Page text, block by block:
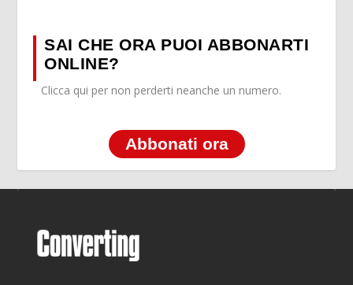
SAI CHE ORA PUOI ABBONARTI
ONLINE?
Clicca qui per non perderti neanche un numero.
Abbonati ora